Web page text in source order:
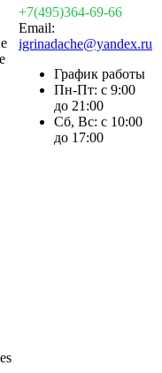
+7(495)364-69-66
Email:
igrinadache@yandex.ru
График работы
Пн-Пт: с 9:00
до 21:00
Сб, Вс: с 10:00
до 17:00